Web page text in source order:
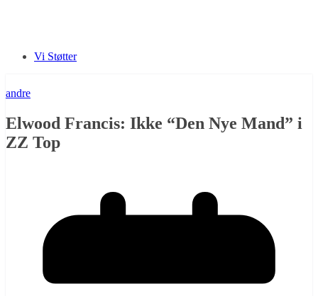
Vi Støtter
andre
Elwood Francis: Ikke “Den Nye Mand” i
ZZ Top